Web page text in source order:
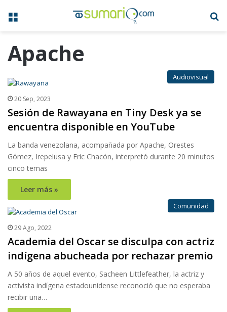
Menú
Apache
Audiovisual
20 Sep, 2023
Sesión de Rawayana en Tiny Desk ya se
encuentra disponible en YouTube
La banda venezolana, acompañada por Apache, Orestes
Gómez, Irepelusa y Eric Chacón, interpretó durante 20 minutos
cinco temas
Leer más »
Comunidad
29 Ago, 2022
Academia del Oscar se disculpa con actriz
indígena abucheada por rechazar premio
A 50 años de aquel evento, Sacheen Littlefeather, la actriz y
activista indígena estadounidense reconoció que no esperaba
recibir una…